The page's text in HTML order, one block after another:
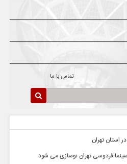
تماس با ما
استان تهران
سینما فردوسی تهران نوسازی می شود